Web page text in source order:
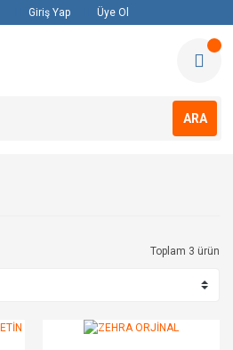
Giriş Yap Üye Ol
ARA
Toplam 3 ürün